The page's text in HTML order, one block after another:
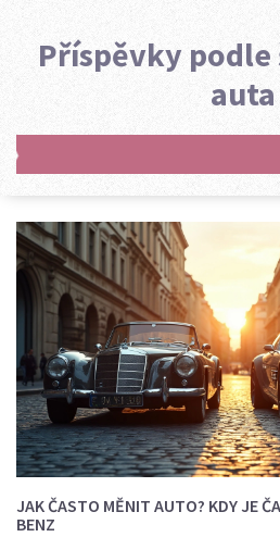
Příspěvky
auta
JAK ČASTO MĚNIT AUTO? KDY JE
BENZ